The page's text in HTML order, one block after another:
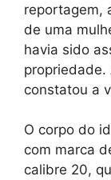
reportagem,
de uma
havia sido
propriedade.
constatou a
O corpo do
com marca
calibre 20,